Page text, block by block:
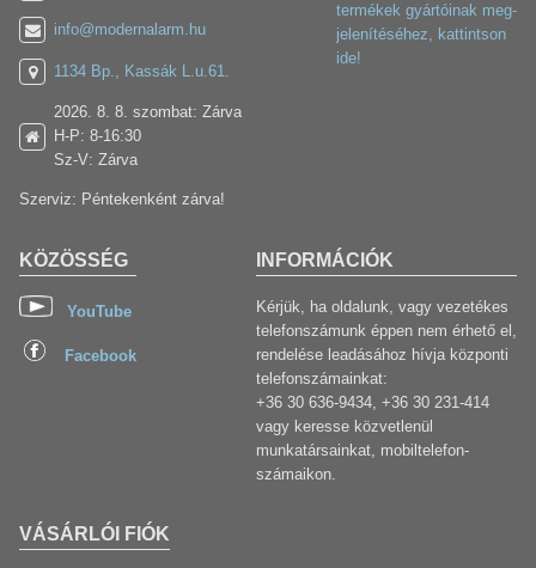
info@modernalarm.hu
1134 Bp., Kassák L.u.61.
2026. 8. 8. szombat: Zárva
H-P: 8-16:30
Sz-V: Zárva
Szerviz: Péntekenként zárva!
VÁSÁRLÓI FIÓK
KÖZÖSSÉG
YouTube
Facebook
INFORMÁCIÓK
Kérjük, ha oldalunk, vagy vezetékes
telefonszámunk éppen nem érhető el,
rendelése leadásához hívja központi
telefonszámainkat:
+36 30 636-9434, +36 30 231-414
vagy keresse közvetlenül
munkatársainkat, mobiltelefon-
számaikon.
termékek gyártóinak meg-
jelenítéséhez, kattintson
ide!